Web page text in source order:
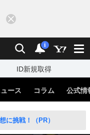
検索 通知
i
ID新規取得
ース コラム 公式情
に挑戦！（PR）